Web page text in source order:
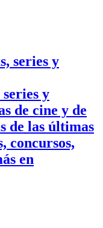
y
de cine y de
de las últimas
concursos,
en